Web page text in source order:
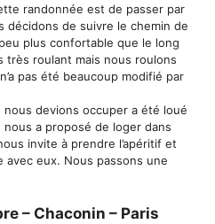
randonnée est de passer par
décidons de suivre le chemin de
plus confortable que le long
très roulant mais nous roulons
pas été beaucoup modifié par
devions occuper a été loué
nous a proposé de loger dans
invite à prendre l’apéritif et
avec eux. Nous passons une
– Chaconin – Paris